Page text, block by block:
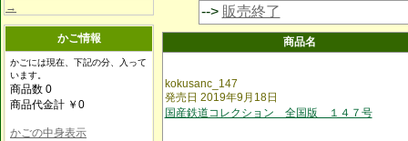
→
かご情報
かごには現在、下記の分、入って
います。
商品数 0
商品代金計 ￥0
かごの中身表示
--> 販売終了
商品名
kokusanc_147
発売日 2019年9月18日
国産鉄道コレクション 全国版 １４７号